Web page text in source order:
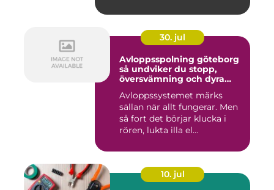
30. jul
Avloppsspolning göteborg
så undviker du stopp,
översvämning och dyra
Avloppssystemet märks
sällan när allt fungerar. Men
så fort det börjar klucka i
rören, lukta illa el...
10. jul